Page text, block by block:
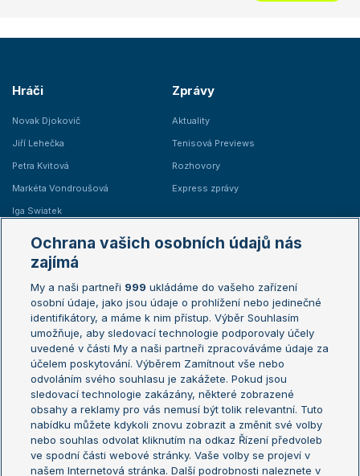
Hráči
Novak Djokovič
Jiří Lehečka
Petra Kvitová
Markéta Vondroušová
Iga Swiatek
Zprávy
Aktuality
Tenisová Previews
Rozhovory
Express zprávy
Žebříčky
Žebříček ATP (muži)
Žebříček WTA (ženy)
Sázkařský žebříček
Australian Open
French Open
Wimbledon
US Open
Turnaj mistrů
Turnaj mistryň
Aktualní trendy
Fotbalové přestupy
Ochrana vašich osobních údajů nás
zajímá
My a naši partneři 999 ukládáme do vašeho zařízení
osobní údaje, jako jsou údaje o prohlížení nebo jedinečné
identifikátory, a máme k nim přístup. Výběr Souhlasím
umožňuje, aby sledovací technologie podporovaly účely
uvedené v části My a naši partneři zpracováváme údaje za
účelem poskytování. Výběrem Zamítnout vše nebo
odvoláním svého souhlasu je zakážete. Pokud jsou
sledovací technologie zakázány, některé zobrazené
obsahy a reklamy pro vás nemusí být tolik relevantní. Tuto
nabídku můžete kdykoli znovu zobrazit a změnit své volby
nebo souhlas odvolat kliknutím na odkaz Řízení předvoleb
ve spodní části webové stránky. Vaše volby se projeví v
našem Internetová stránka. Další podrobnosti naleznete v